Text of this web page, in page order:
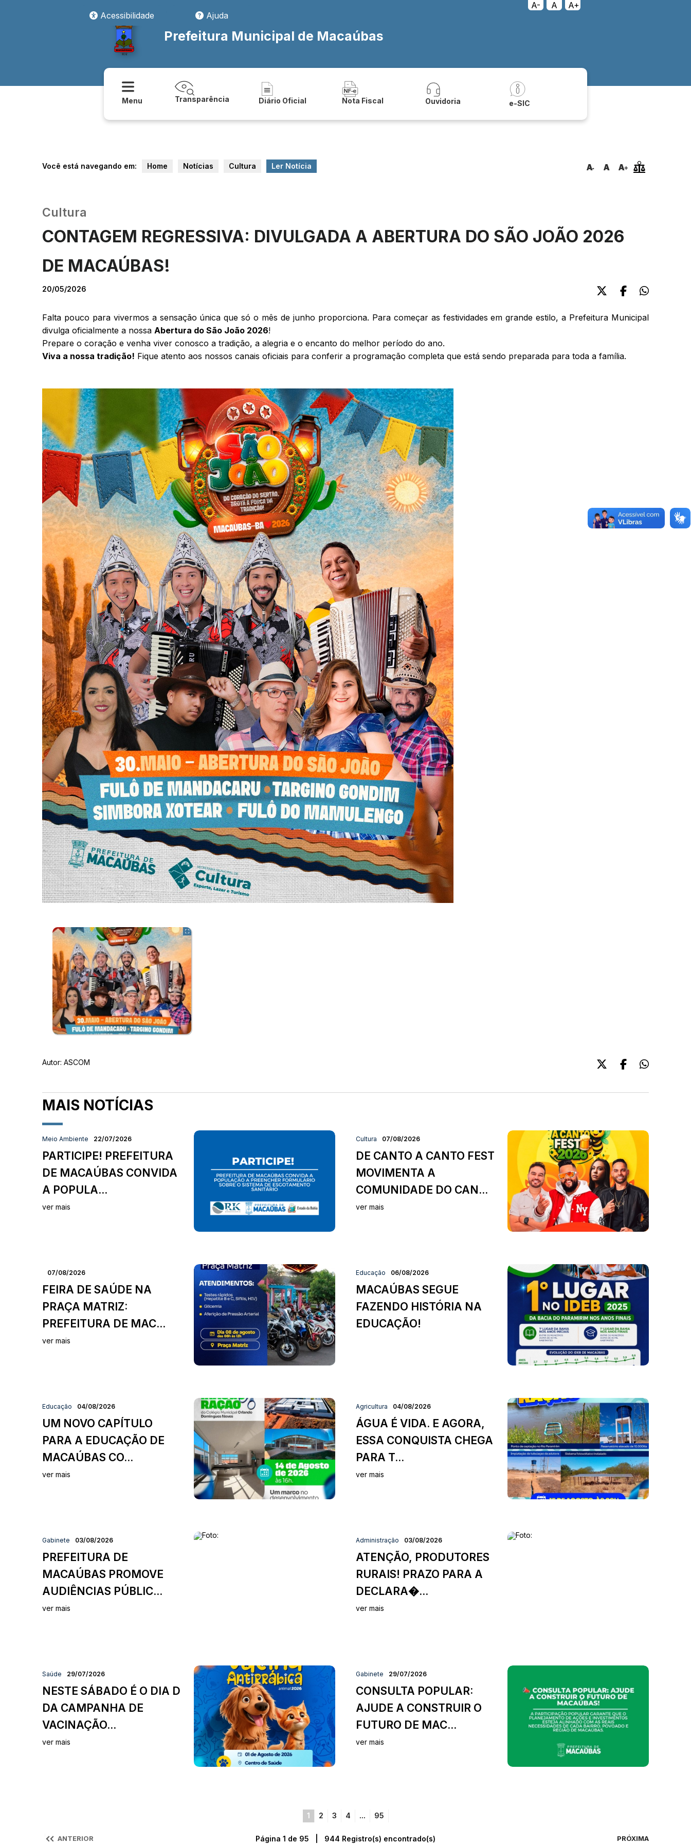
A- A
A+
Acessibilidade
Ajuda
Prefeitura Municipal de Macaúbas
Menu Transparência Diário Oficial Nota Fiscal Ouvidoria e-SIC
Você está navegando em: Home Notícias Cultura Ler Notícia
Cultura
CONTAGEM REGRESSIVA: DIVULGADA A ABERTURA DO SÃO JOÃO 2026
DE MACAÚBAS!
20/05/2026
Falta pouco para vivermos a sensação única que só o mês de junho proporciona. Para começar as festividades em grande estilo, a Prefeitura Municipal
divulga oficialmente a nossa Abertura do São João 2026!
Prepare o coração e venha viver conosco a tradição, a alegria e o encanto do melhor período do ano.
Viva a nossa tradição! Fique atento aos nossos canais oficiais para conferir a programação completa que está sendo preparada para toda a família.
Autor: ASCOM
MAIS NOTÍCIAS
Meio Ambiente 22/07/2026
PARTICIPE! PREFEITURA
DE MACAÚBAS CONVIDA
A POPULA...
ver mais
Cultura 07/08/2026
DE CANTO A CANTO FEST
MOVIMENTA A
COMUNIDADE DO CAN...
ver mais
07/08/2026
FEIRA DE SAÚDE NA
PRAÇA MATRIZ:
PREFEITURA DE MAC...
ver mais
Educação 06/08/2026
MACAÚBAS SEGUE
FAZENDO HISTÓRIA NA
EDUCAÇÃO!
Educação 04/08/2026
UM NOVO CAPÍTULO
PARA A EDUCAÇÃO DE
MACAÚBAS CO...
ver mais
Agricultura 04/08/2026
ÁGUA É VIDA. E AGORA,
ESSA CONQUISTA CHEGA
PARA T...
ver mais
Gabinete 03/08/2026
PREFEITURA DE
MACAÚBAS PROMOVE
AUDIÊNCIAS PÚBLIC...
ver mais
Administração 03/08/2026
ATENÇÃO, PRODUTORES
RURAIS! PRAZO PARA A
DECLARA�...
ver mais
Saúde 29/07/2026
NESTE SÁBADO É O DIA D
DA CAMPANHA DE
VACINAÇÃO...
ver mais
Gabinete 29/07/2026
CONSULTA POPULAR:
AJUDE A CONSTRUIR O
FUTURO DE MAC...
ver mais
1 2 3 4 ... 95
ANTERIOR Página 1 de 95 | 944 Registro(s) encontrado(s) PRÓXIMA